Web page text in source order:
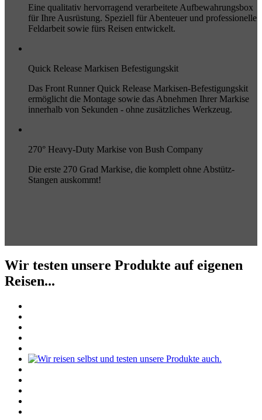
Eine qualitativ hervorragend verarbeitete Aufbewahrungsbox
für Ihre Ausrüstung. Speziell für Abenteuer und professionelle
Feldarbeit sowie fürs Reisen entwickelt.
Quick Release Markisen Befestigungskit
Das Front Runner Quick Release Markisen-Befestigungskit
ermöglicht die Montage sowie das Abnehmen Ihrer Markise
innerhalb von Sekunden - ohne zusätzliches Werkzeug.
270° Heavy-Duty Markise von Bush Company
Die erste 270 Grad Markise, die komplett ohne Abstütz-
Stangen auskommt!
Wir testen unsere Produkte auf eigenen
Reisen...